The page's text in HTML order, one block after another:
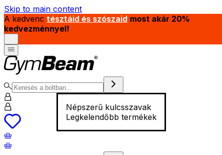
Skip to main content
A kedvenc tésztáid és szószaid most akár 20%
kedvezménnyel!
Népszerű kulcsszavak
Legkelendőbb termékek